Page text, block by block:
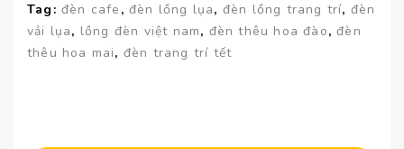
Tag: đèn cafe ,đèn lồng lụa, đèn lồng trang trí, đèn
vải lụa, lồng đèn việt nam, đèn thêu hoa đào,đèn
thêu hoa mai, đèn trang trí tết